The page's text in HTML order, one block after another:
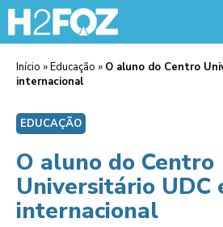
Início »Educação » O aluno do Centro
internacional
EDUCAÇÃO
O aluno do Centro
Universitário UDC
internacional